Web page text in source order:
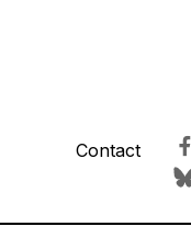
Contact